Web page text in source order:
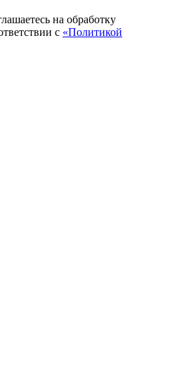
на обработку
с «Политикой